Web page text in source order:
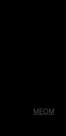
MEOM